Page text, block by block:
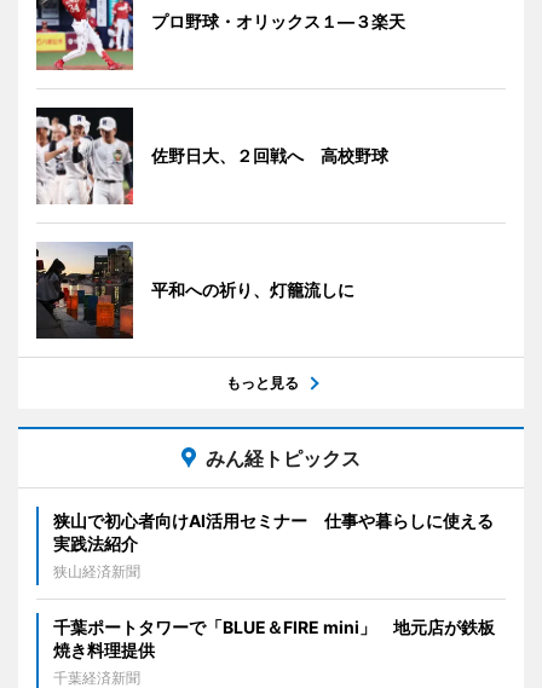
プロ野球・オリックス１―３楽天
佐野日大、２回戦へ 高校野球
平和への祈り、灯籠流しに
もっと見る
みん経トピックス
狭山で初心者向けAI活用セミナー 仕事や暮らしに使える
実践法紹介
狭山経済新聞
千葉ポートタワーで「BLUE＆FIRE mini」 地元店が鉄板
焼き料理提供
千葉経済新聞